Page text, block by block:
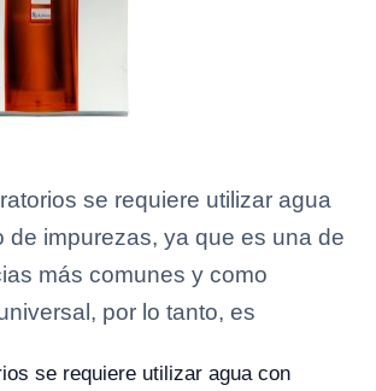
se requiere utilizar agua
de impurezas, ya que es una de
más comunes y como
por lo tanto, es
se requiere utilizar agua con